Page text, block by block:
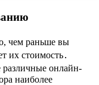
чем раньше вы
их стоимость․
различные онлайн-
наиболее